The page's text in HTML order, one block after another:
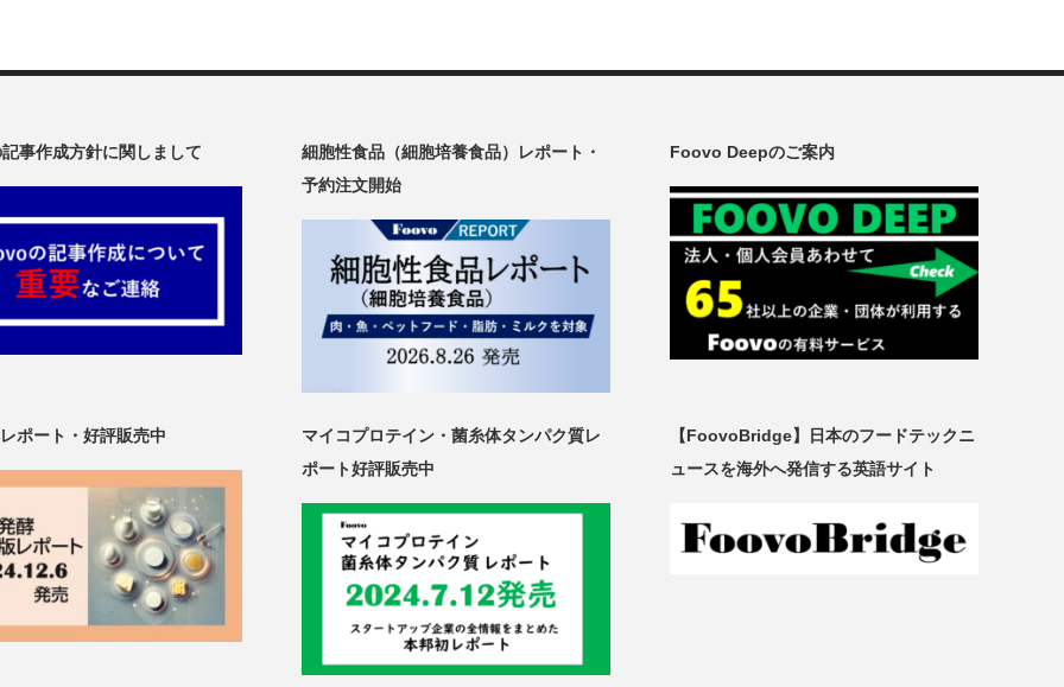
事作成方針に関しまして
細胞性食品（細胞培養食品）レポート・
予約注文開始
Foovo Deepのご案内
ポート・好評販売中
マイコプロテイン・菌糸体タンパク質レ
ポート好評販売中
【FoovoBridge】日本のフードテックニ
ュースを海外へ発信する英語サイト